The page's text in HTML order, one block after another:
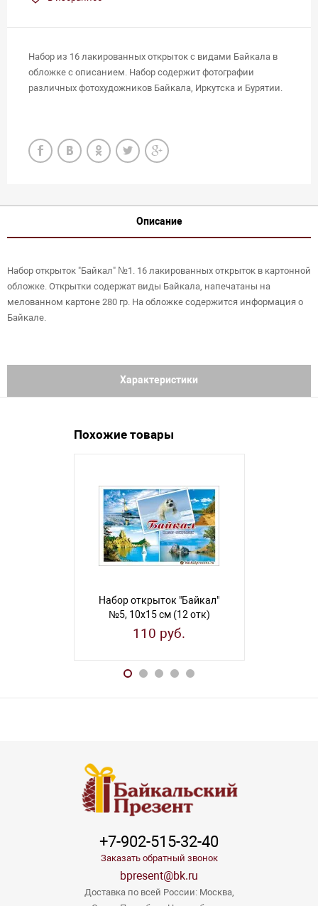
Набор из 16 лакированных открыток с видами Байкала в
обложке с описанием. Набор содержит фотографии
различных фотохудожников Байкала, Иркутска и Бурятии.
Описание
Набор открыток "Байкал" №1. 16 лакированных открыток в картонной
обложке. Открытки содержат виды Байкала, напечатаны на
мелованном картоне 280 гр. На обложке содержится информация о
Байкале.
Характеристики
Похожие товары
Набор открыток "Байкал"
№5, 10х15 см (12 отк)
110 руб.
+7-902-515-32-40
Заказать обратный звонок
bpresent@bk.ru
Доставка по всей России: Москва,